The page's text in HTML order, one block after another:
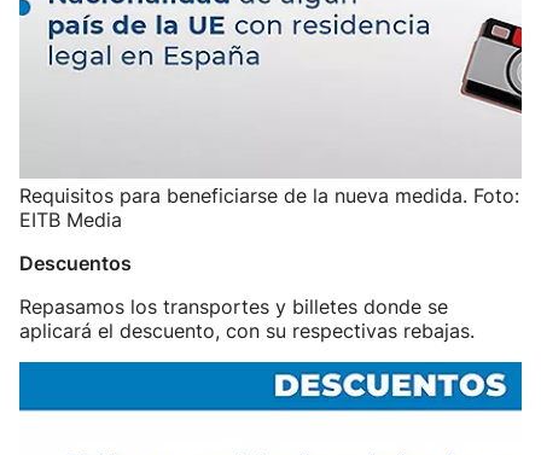
Requisitos para beneficiarse de la nueva medida. Foto:
EITB Media
Descuentos
Repasamos los transportes y billetes donde se
aplicará el descuento, con su respectivas rebajas.